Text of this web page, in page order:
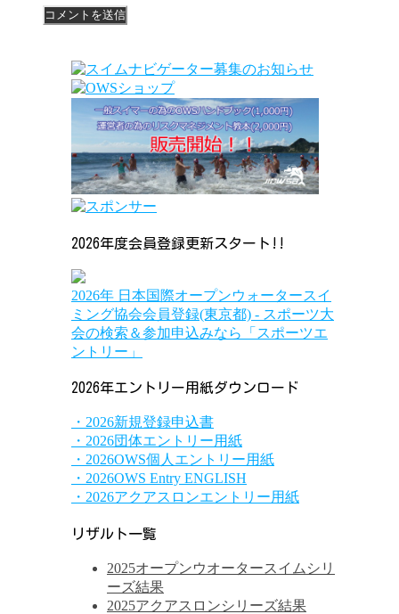
2026年度会員登録更新スタート!!
2026年 日本国際オープンウォータースイ
ミング協会会員登録(東京都) - スポーツ大
会の検索＆参加申込みなら「スポーツエ
ントリー」
2026年エントリー用紙ダウンロード
・2026新規登録申込書
・2026団体エントリー用紙
・2026OWS個人エントリー用紙
・2026OWS Entry ENGLISH
・2026アクアスロンエントリー用紙
リザルト一覧
2025オープンウオータースイムシリ
ーズ結果
2025アクアスロンシリーズ結果